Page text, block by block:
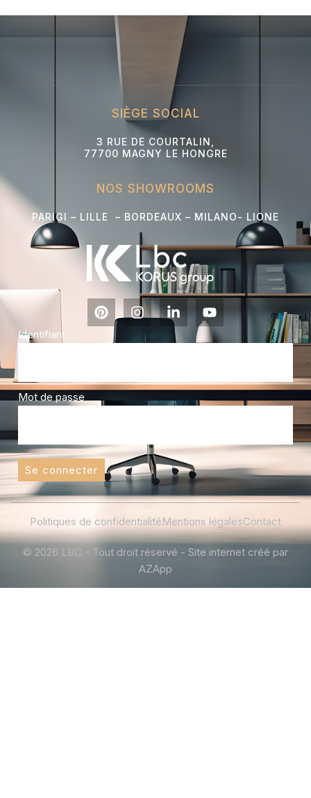
SIÈGE SOCIAL
3 RUE DE COURTALIN,
77700 MAGNY LE HONGRE
NOS SHOWROOMS
PARIGI – LILLE – BORDEAUX – MILANO- L IONE
Identifiant
Mot de passe
Se connecter
Politiques de confidentialitéMentions légalesContact
© 2026 LBC - Tout droit réservé - Site internet créé par
AZApp